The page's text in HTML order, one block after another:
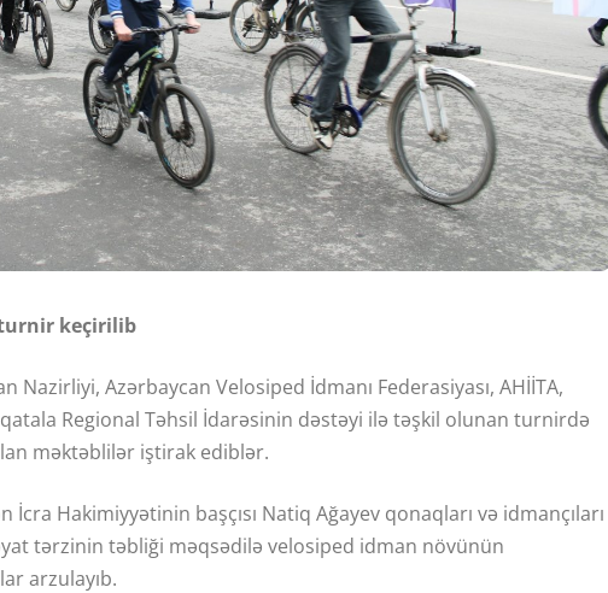
keçirilib
Nazirliyi, Azərbaycan Velosiped İdmanı Federasiyası, AHİİTA,
Regional Təhsil İdarəsinin dəstəyi ilə təşkil olunan turnirdə
məktəblilər iştirak ediblər.
İcra Hakimiyyətinin başçısı Natiq Ağayev qonaqları və idmançıları
tərzinin təbliği məqsədilə velosiped idman növünün
arzulayıb.